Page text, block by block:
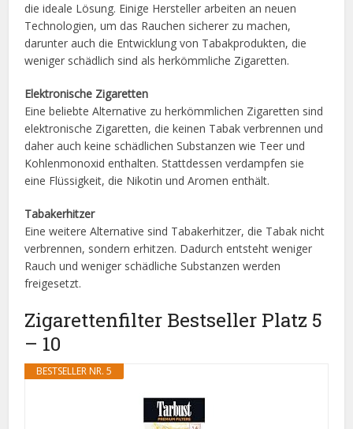
die ideale Lösung. Einige Hersteller arbeiten an neuen
Technologien, um das Rauchen sicherer zu machen,
darunter auch die Entwicklung von Tabakprodukten, die
weniger schädlich sind als herkömmliche Zigaretten.
Elektronische Zigaretten
Eine beliebte Alternative zu herkömmlichen Zigaretten sind
elektronische Zigaretten, die keinen Tabak verbrennen und
daher auch keine schädlichen Substanzen wie Teer und
Kohlenmonoxid enthalten. Stattdessen verdampfen sie
eine Flüssigkeit, die Nikotin und Aromen enthält.
Tabakerhitzer
Eine weitere Alternative sind Tabakerhitzer, die Tabak nicht
verbrennen, sondern erhitzen. Dadurch entsteht weniger
Rauch und weniger schädliche Substanzen werden
freigesetzt.
Zigarettenfilter Bestseller Platz 5
– 10
BESTSELLER NR. 5